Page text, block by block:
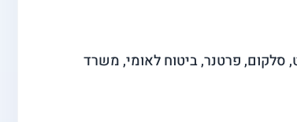
בזק, הוט, סלקום, פרטנר, ביטוח לאומי, משרד